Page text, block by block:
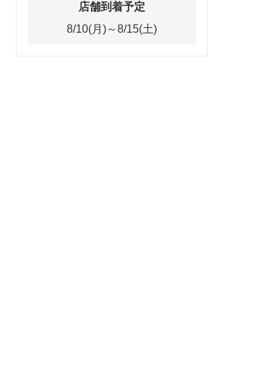
店舗到着予定
8/10(月)～8/15(土)